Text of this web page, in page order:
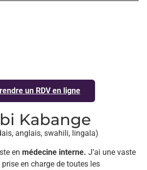
un RDV en ligne
Kabange
anglais, swahili, lingala)
en médecine interne. J’ai une vaste
en charge de toutes les